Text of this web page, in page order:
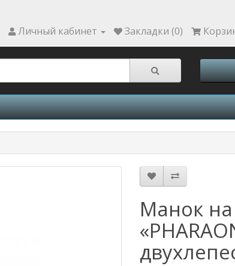
Личный кабинет Закладки (0)
Манок на